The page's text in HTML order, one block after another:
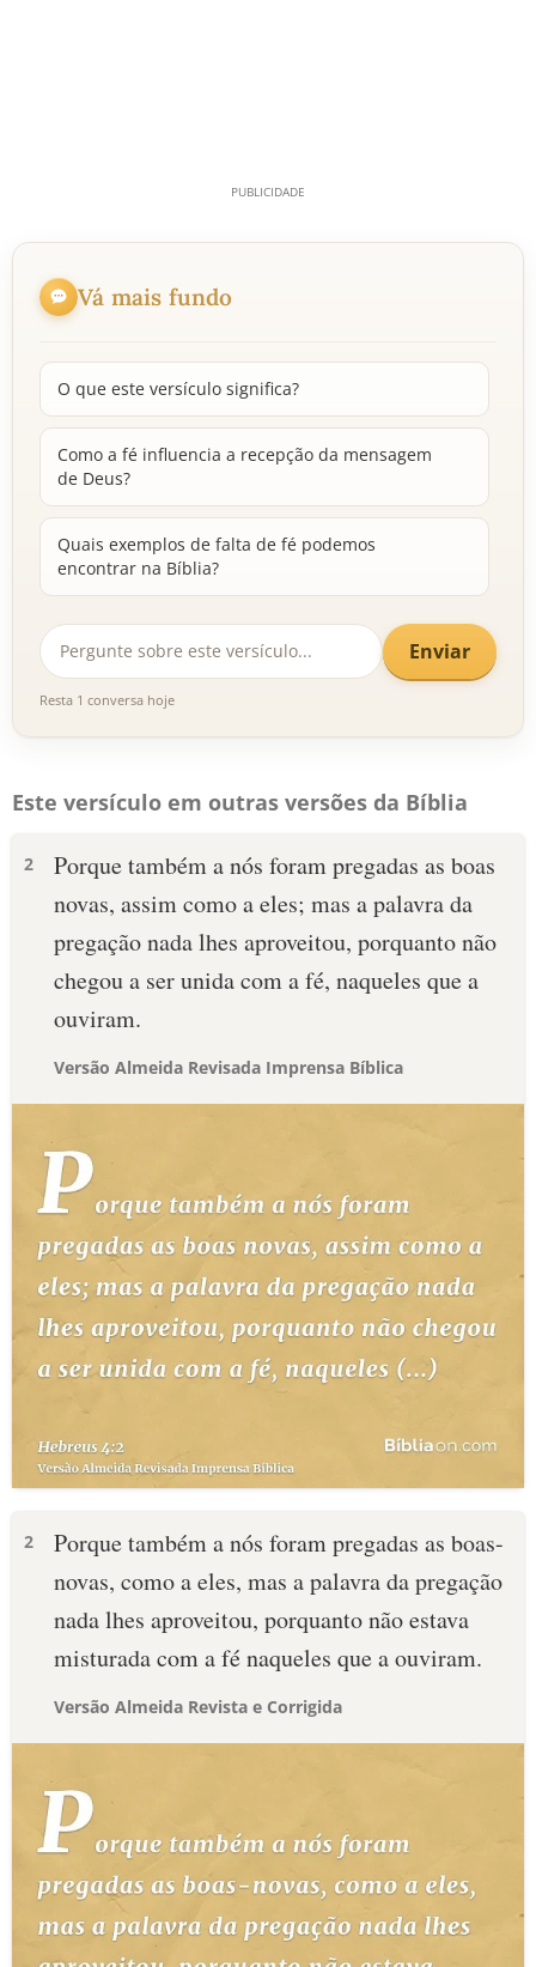
Vá mais fundo
O que este versículo significa?
Como a fé influencia a recepção da mensagem
de Deus?
Quais exemplos de falta de fé podemos
encontrar na Bíblia?
Enviar
Resta 1 conversa hoje
Este versículo em outras versões da Bíblia
2
Porque também a nós foram pregadas as boas
novas, assim como a eles; mas a palavra da
pregação nada lhes aproveitou, porquanto não
chegou a ser unida com a fé, naqueles que a
ouviram.
Versão Almeida Revisada Imprensa Bíblica
2
Porque também a nós foram pregadas as boas-
novas, como a eles, mas a palavra da pregação
nada lhes aproveitou, porquanto não estava
misturada com a fé naqueles que a ouviram.
Versão Almeida Revista e Corrigida